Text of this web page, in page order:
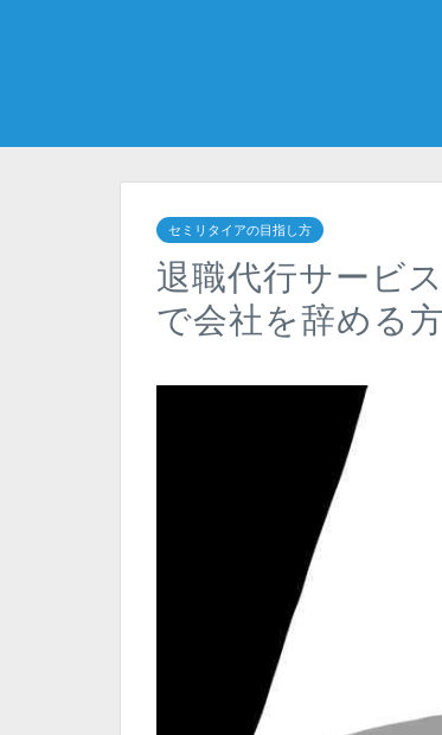
セミリタイアの目指し方
退職代行サービ
で会社を辞める